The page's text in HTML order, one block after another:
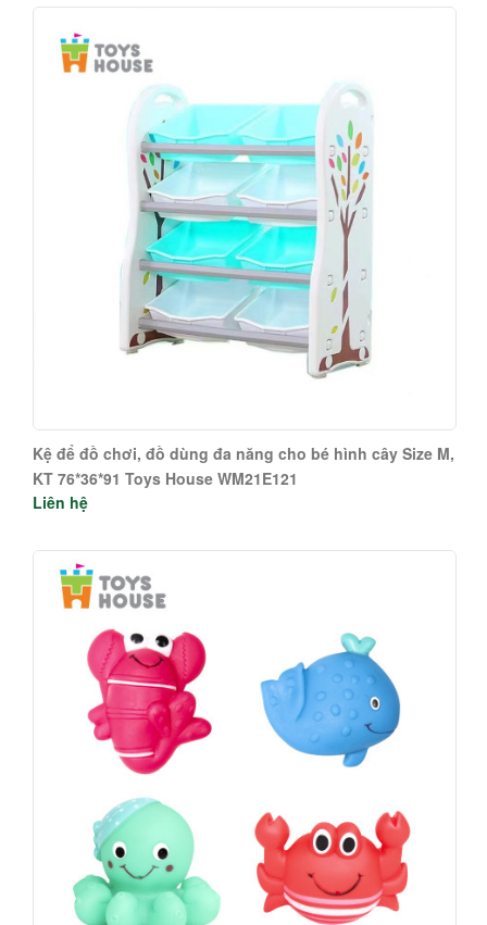
Kệ để đồ chơi, đồ dùng đa năng cho bé hình cây Size M,
KT 76*36*91 Toys House WM21E121
Liên hệ